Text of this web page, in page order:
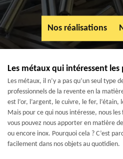
Nos réalisations
Les métaux qui intéressent
Les métaux, il n’y a pas qu’un seul type
professionnels de la revente en la
est l’or, l’argent, le cuivre, le fer,
Mais pour ce qui nous intéresse, nous
vous pouvez nous apporter en matière
ou encore inox. Pourquoi cela ? C’est
facilement dans nos objets au quotidien.